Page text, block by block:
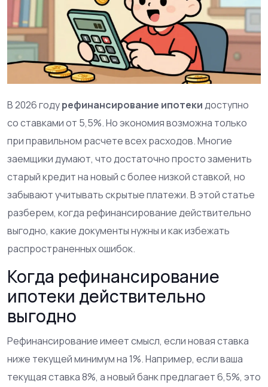
В 2026 годурефинансирование ипотекидоступно
со ставками от 5,5%. Но экономия возможна только
при правильном расчете всех расходов. Многие
заемщики думают, что достаточно просто заменить
старый кредит на новый с более низкой ставкой, но
забывают учитывать скрытые платежи. В этой статье
разберем, когда рефинансирование действительно
выгодно, какие документы нужны и как избежать
распространенных ошибок.
Когда рефинансирование
ипотеки действительно
выгодно
Рефинансирование имеет смысл, если новая ставка
ниже текущей минимум на 1%. Например, если ваша
текущая ставка 8%, а новый банк предлагает 6,5%, это